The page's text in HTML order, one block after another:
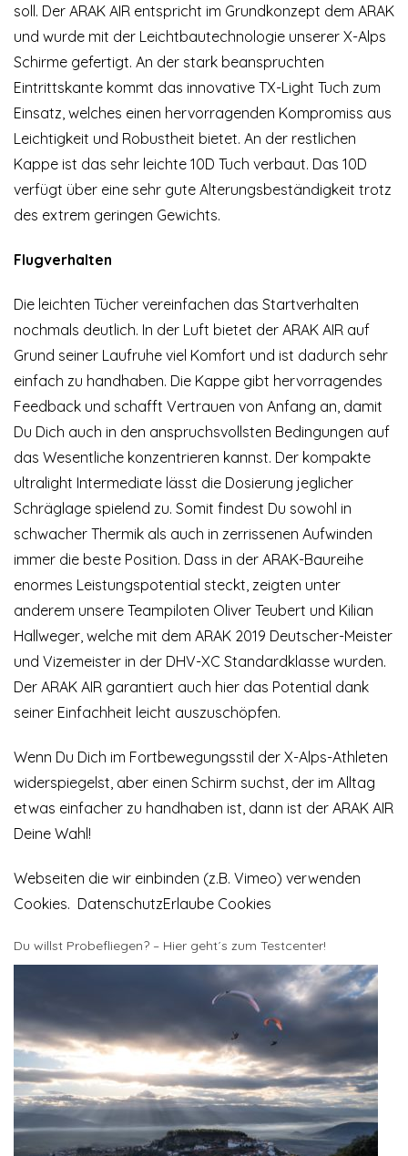
soll. Der ARAK AIR entspricht im Grundkonzept dem ARAK
und wurde mit der Leichtbautechnologie unserer X-Alps
Schirme gefertigt. An der stark beanspruchten
Eintrittskante kommt das innovative TX-Light Tuch zum
Einsatz, welches einen hervorragenden Kompromiss aus
Leichtigkeit und Robustheit bietet. An der restlichen
Kappe ist das sehr leichte 10D Tuch verbaut. Das 10D
verfügt über eine sehr gute Alterungsbeständigkeit trotz
des extrem geringen Gewichts.
Flugverhalten
Die leichten Tücher vereinfachen das Startverhalten
nochmals deutlich. In der Luft bietet der ARAK AIR auf
Grund seiner Laufruhe viel Komfort und ist dadurch sehr
einfach zu handhaben. Die Kappe gibt hervorragendes
Feedback und schafft Vertrauen von Anfang an, damit
Du Dich auch in den anspruchsvollsten Bedingungen auf
das Wesentliche konzentrieren kannst. Der kompakte
ultralight Intermediate lässt die Dosierung jeglicher
Schräglage spielend zu. Somit findest Du sowohl in
schwacher Thermik als auch in zerrissenen Aufwinden
immer die beste Position. Dass in der ARAK-Baureihe
enormes Leistungspotential steckt, zeigten unter
anderem unsere Teampiloten Oliver Teubert und Kilian
Hallweger, welche mit dem ARAK 2019 Deutscher-Meister
und Vizemeister in der DHV-XC Standardklasse wurden.
Der ARAK AIR garantiert auch hier das Potential dank
seiner Einfachheit leicht auszuschöpfen.
Wenn Du Dich im Fortbewegungsstil der X-Alps-Athleten
widerspiegelst, aber einen Schirm suchst, der im Alltag
etwas einfacher zu handhaben ist, dann ist der ARAK AIR
Deine Wahl!
Webseiten die wir einbinden (z.B. Vimeo) verwenden
Cookies. DatenschutzErlaube Cookies
Du willst Probefliegen? – Hier geht´s zum Testcenter!